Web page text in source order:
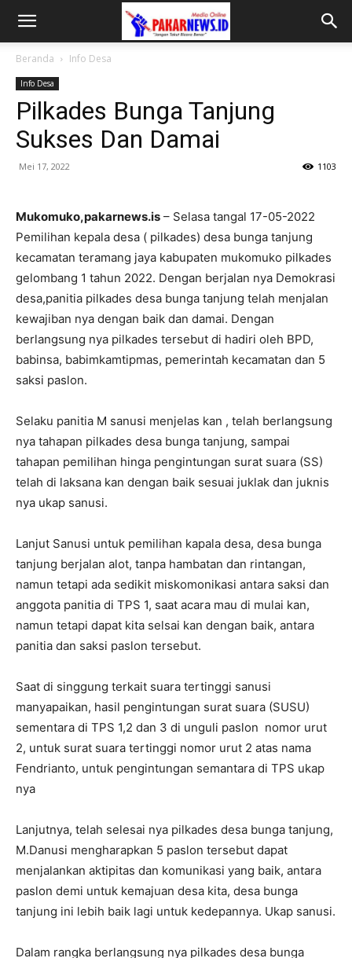
Beranda Info Desa
Info Desa
Pilkades Bunga Tanjung
Sukses Dan Damai
Mei 17, 2022 1103
Mukomuko,pakarnews.is – Selasa tangal 17-05-2022
Pemilihan kepala desa ( pilkades) desa bunga tanjung
kecamatan teramang jaya kabupaten mukomuko pilkades
gelombang 1 tahun 2022. Dengan berjalan nya Demokrasi
desa,panitia pilkades desa bunga tanjung telah menjalan
kewajiban nya dengan baik dan damai. Dengan
berlangsung nya pilkades tersebut di hadiri oleh BPD,
babinsa, babimkamtipmas, pemerintah kecamatan dan 5
saksi paslon.
Selaku panitia M sanusi menjelas kan , telah berlangsung
nya tahapan pilkades desa bunga tanjung, sampai
tahapan pemilihan hinga pengintungan surat suara (SS)
telah di laksana kan dengan baik sesuai juklak dan juknis
nya ukap sanusi.
Lanjut Sanusi untuk pemilihan kapala desa, desa bunga
tanjung berjalan alot, tanpa hambatan dan rintangan,
namun tetapi ada sedikit miskomonikasi antara saksi dan
anggota panitia di TPS 1, saat acara mau di mulai kan,
namun tetapi dapat kita selsai kan dengan baik, antara
panitia dan saksi paslon tersebut.
Saat di singgung terkait suara tertinggi sanusi
manyapaikan, hasil pengintungan surat suara (SUSU)
sementara di TPS 1,2 dan 3 di unguli paslon nomor urut
2, untuk surat suara tertinggi nomor urut 2 atas nama
Fendrianto, untuk pengintungan semantara di TPS ukap
nya
Lanjutnya, telah selesai nya pilkades desa bunga tanjung,
M.Danusi mengharapkan 5 paslon tersebut dapat
menjalankan aktipitas dan komunikasi yang baik, antara
paslon demi untuk kemajuan desa kita, desa bunga
tanjung ini lebih baik lagi untuk kedepannya. Ukap sanusi.
Dalam rangka berlangsung nya pilkades desa bunga